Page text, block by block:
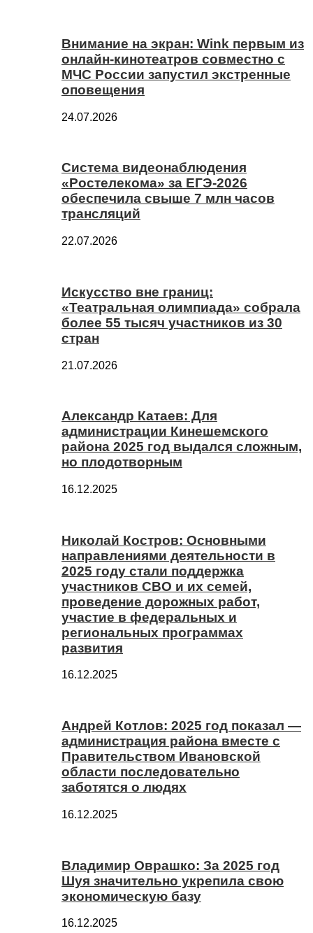
Внимание на экран: Wink первым из
онлайн-кинотеатров совместно с
МЧС России запустил экстренные
оповещения
24.07.2026
Система видеонаблюдения
«Ростелекома» за ЕГЭ-2026
обеспечила свыше 7 млн часов
трансляций
22.07.2026
Искусство вне границ:
«Театральная олимпиада» собрала
более 55 тысяч участников из 30
стран
21.07.2026
Александр Катаев: Для
администрации Кинешемского
района 2025 год выдался сложным,
но плодотворным
16.12.2025
Николай Костров: Основными
направлениями деятельности в
2025 году стали поддержка
участников СВО и их семей,
проведение дорожных работ,
участие в федеральных и
региональных программах
развития
16.12.2025
Андрей Котлов: 2025 год показал —
администрация района вместе с
Правительством Ивановской
области последовательно
заботятся о людях
16.12.2025
Владимир Оврашко: За 2025 год
Шуя значительно укрепила свою
экономическую базу
16.12.2025